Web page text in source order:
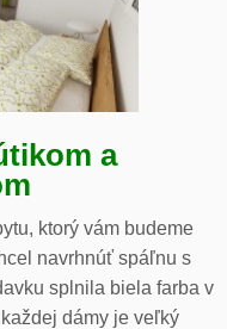
a
ktorý vám budeme
navrhnúť spáľnu s
splnila biela farba v
dámy je veľký